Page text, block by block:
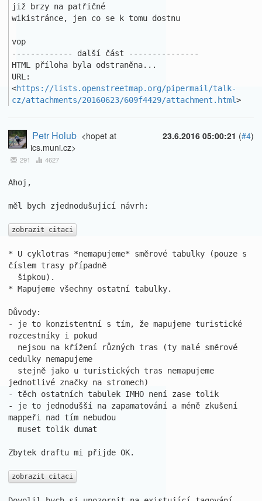
již brzy na patřičné
wikistránce, jen co se k tomu dostnu
vop
------------- další část ---------------
HTML příloha byla odstraněna...
URL:
<https://lists.openstreetmap.org/pipermail/talk-
cz/attachments/20160623/609f4429/attachment.html>
23.6.2016 05:00:21 (#4)
Petr Holub <hopet at
ics.muni.cz>
291 4627
Ahoj,
měl bych zjednodušující návrh:
zobrazit citaci
* U cyklotras *nemapujeme* směrové tabulky (pouze s
číslem trasy případně
* Mapujeme všechny ostatní tabulky.
Důvody:
- je to konzistentní s tím, že mapujeme turistické
rozcestníky i pokud
cedulky nemapujeme
jednotlivé značky na stromech)
- těch ostatních tabulek IMHO není zase tolik
- je to jednodušší na zapamatování a méně zkušení
mappeři nad tím nebudou
Zbytek draftu mi přijde OK.
zobrazit citaci